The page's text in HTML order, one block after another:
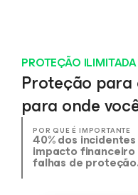
PROTEÇÃO
Proteção para
para onde
POR QUE É IMPORTANTE
40% dos
impacto
falhas de